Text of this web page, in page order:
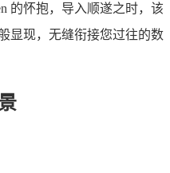
的怀抱，导入顺遂之时，该
显现，无缝衔接您过往的数